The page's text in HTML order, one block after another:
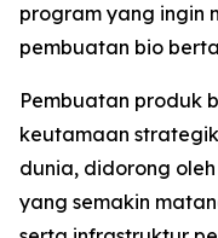
program yang ingin
pembuatan bio
Pembuatan produk
keutamaan
dunia, didorong
yang semakin